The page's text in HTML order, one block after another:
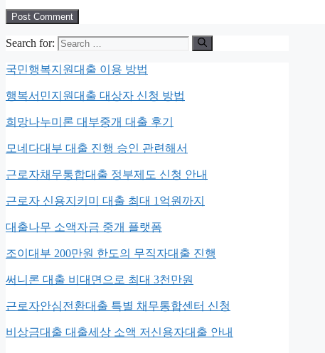
Search for:
국민행복지원대출 이용 방법
행복서민지원대출 대상자 신청 방법
희망나누미론 대부중개 대출 후기
모네다대부 대출 진행 승인 관련해서
근로자채무통합대출 정부제도 신청 안내
근로자 신용지키미 대출 최대 1억원까지
대출나무 소액자금 중개 플랫폼
조이대부 200만원 한도의 무직자대출 진행
써니론 대출 비대면으로 최대 3천만원
근로자안심전환대출 특별 채무통합센터 신청
비상금대출 대출세상 소액 저신용자대출 안내